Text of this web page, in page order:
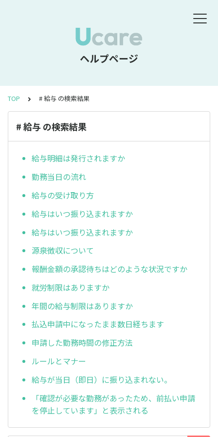
ヘルプページ
TOP # 給与 の検索結果
# 給与 の検索結果
給与明細は発行されますか
勤務当日の流れ
給与の受け取り方
給与はいつ振り込まれますか
給与はいつ振り込まれますか
源泉徴収について
報酬金額の承認待ちはどのような状況ですか
就労制限はありますか
年間の給与制限はありますか
払込申請中になったまま数日経ちます
申請した勤務時間の修正方法
ルールとマナー
給与が当日（即日）に振り込まれない。
「確認が必要な勤務があったため、前払い申請
を停止しています」と表示される